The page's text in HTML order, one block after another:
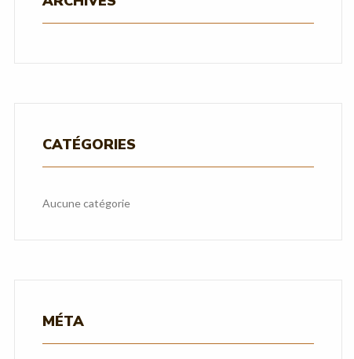
CATÉGORIES
Aucune catégorie
MÉTA